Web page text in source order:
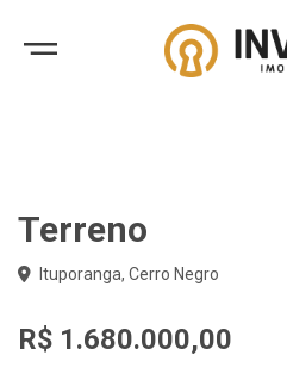
Terreno
Ituporanga, Cerro Negro
R$ 1.680.000,00